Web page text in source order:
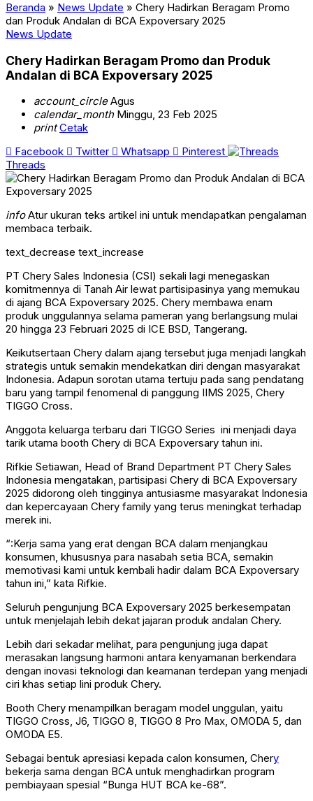
Beranda » News Update » Chery Hadirkan Beragam Promo
dan Produk Andalan di BCA Expoversary 2025
News Update
Chery Hadirkan Beragam Promo dan Produk
Andalan di BCA Expoversary 2025
account_circleAgus
calendar_monthMinggu, 23 Feb 2025
print Cetak
Facebook
Twitter Whatsapp
Pinterest
Threads
infoAtur ukuran teks artikel ini untuk mendapatkan pengalaman
membaca terbaik.
text_decrease text_increase
PT Chery Sales Indonesia (CSI) sekali lagi menegaskan
komitmennya di Tanah Air lewat partisipasinya yang memukau
di ajang BCA Expoversary 2025. Chery membawa enam
produk unggulannya selama pameran yang berlangsung mulai
20 hingga 23 Februari 2025 di ICE BSD, Tangerang.
Keikutsertaan Chery dalam ajang tersebut juga menjadi langkah
strategis untuk semakin mendekatkan diri dengan masyarakat
Indonesia. Adapun sorotan utama tertuju pada sang pendatang
baru yang tampil fenomenal di panggung IIMS 2025, Chery
TIGGO Cross.
Anggota keluarga terbaru dari TIGGO Series ini menjadi daya
tarik utama booth Chery di BCA Expoversary tahun ini.
Rifkie Setiawan, Head of Brand Department PT Chery Sales
Indonesia mengatakan, partisipasi Chery di BCA Expoversary
2025 didorong oleh tingginya antusiasme masyarakat Indonesia
dan kepercayaan Chery family yang terus meningkat terhadap
merek ini.
“:Kerja sama yang erat dengan BCA dalam menjangkau
konsumen, khususnya para nasabah setia BCA, semakin
memotivasi kami untuk kembali hadir dalam BCA Expoversary
tahun ini,” kata Rifkie.
Seluruh pengunjung BCA Expoversary 2025 berkesempatan
untuk menjelajah lebih dekat jajaran produk andalan Chery.
Lebih dari sekadar melihat, para pengunjung juga dapat
merasakan langsung harmoni antara kenyamanan berkendara
dengan inovasi teknologi dan keamanan terdepan yang menjadi
ciri khas setiap lini produk Chery.
Booth Chery menampilkan beragam model unggulan, yaitu
TIGGO Cross, J6, TIGGO 8, TIGGO 8 Pro Max, OMODA 5, dan
OMODA E5.
Sebagai bentuk apresiasi kepada calon konsumen, Chery
bekerja sama dengan BCA untuk menghadirkan program
pembiayaan spesial “Bunga HUT BCA ke-68”.